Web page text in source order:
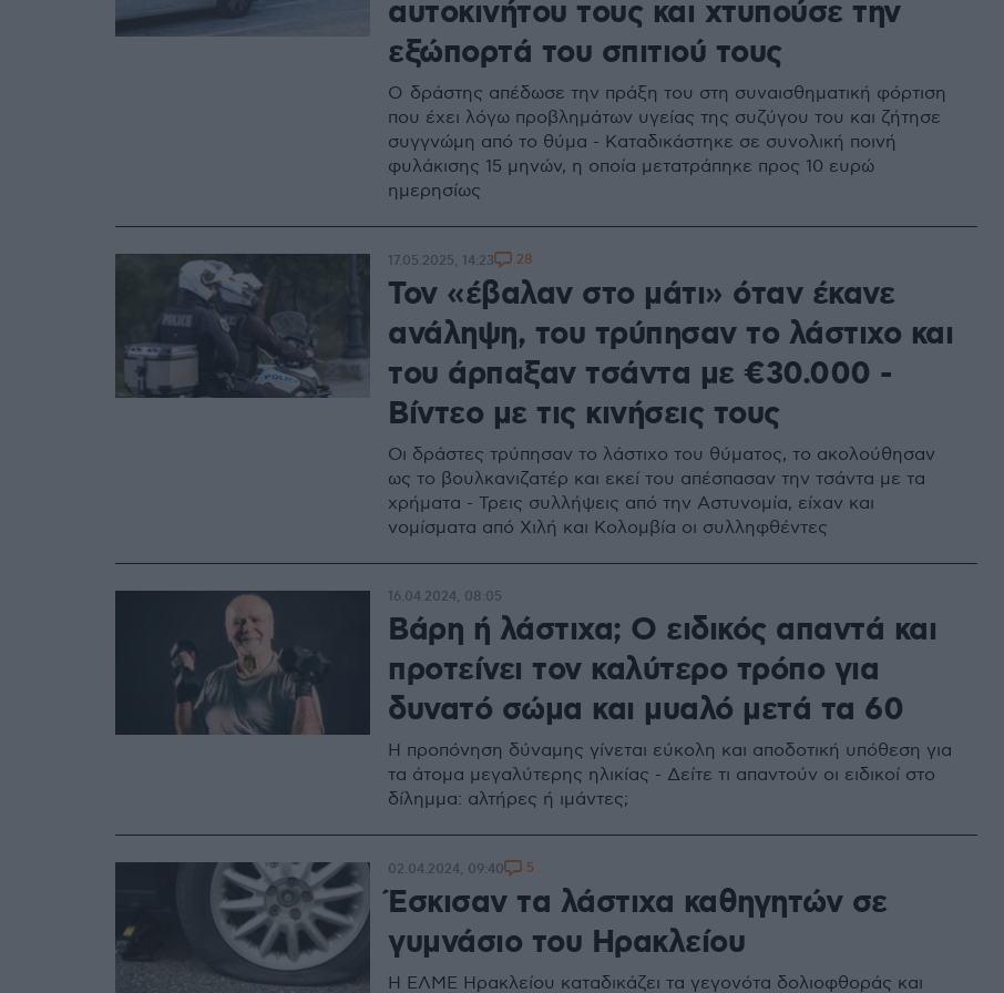
αυτοκινήτου τους και χτυπούσε την
εξώπορτά του σπιτιού τους
Ο δράστης απέδωσε την πράξη του στη συναισθηματική φόρτιση
που έχει λόγω προβλημάτων υγείας της συζύγου του και ζήτησε
συγγνώμη από το θύμα - Καταδικάστηκε σε συνολική ποινή
φυλάκισης 15 μηνών, η οποία μετατράπηκε προς 10 ευρώ
ημερησίως
Τον «έβαλαν στο μάτι» όταν έκανε
ανάληψη, του τρύπησαν το λάστιχο και
του άρπαξαν τσάντα με €30.000 -
Βίντεο με τις κινήσεις τους
Οι δράστες τρύπησαν το λάστιχο του θύματος, το ακολούθησαν
ως το βουλκανιζατέρ και εκεί του απέσπασαν την τσάντα με τα
χρήματα - Τρεις συλλήψεις από την Αστυνομία, είχαν και
νομίσματα από Χιλή και Κολομβία οι συλληφθέντες
17.05.2025, 14:23 28
Βάρη ή λάστιχα; Ο ειδικός απαντά και
προτείνει τον καλύτερο τρόπο για
δυνατό σώμα και μυαλό μετά τα 60
Η προπόνηση δύναμης γίνεται εύκολη και αποδοτική υπόθεση για
τα άτομα μεγαλύτερης ηλικίας - Δείτε τι απαντούν οι ειδικοί στο
δίλημμα: αλτήρες ή ιμάντες;
16.04.2024, 08:05
Έσκισαν τα λάστιχα καθηγητών σε
γυμνάσιο του Ηρακλείου
Η ΕΛΜΕ Ηρακλείου καταδικάζει τα γεγονότα δολιοφθοράς και
02.04.2024, 09:40 5